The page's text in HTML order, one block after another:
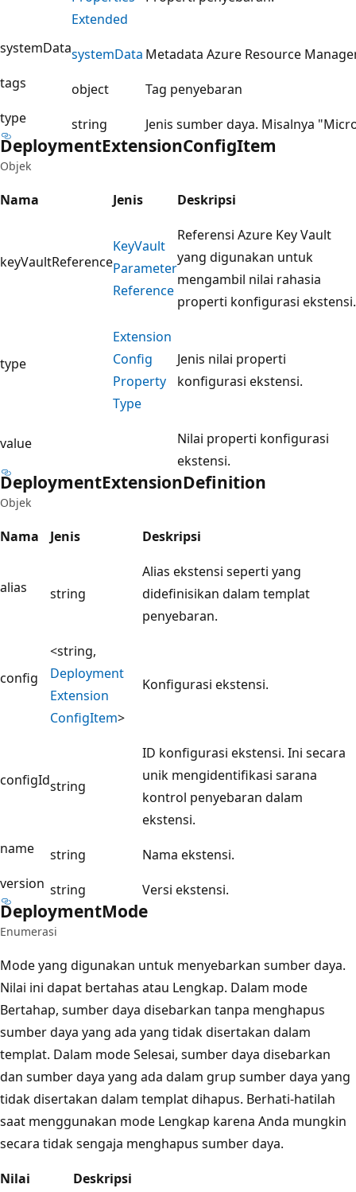
Extended
systemDatasystemData Metadata Azure Resource
tags
object
Tag penyebaran
type
string Jenis sumber daya. Misalnya
DeploymentExtensionConfigItem
Objek
Nama Jenis Deskripsi
keyVaultReference
KeyVault
Parameter
Reference
Referensi Azure Key Vault
yang digunakan untuk
mengambil nilai rahasia
properti konfigurasi ekstensi.
type
Extension
Config
Property
Type
Jenis nilai properti
konfigurasi ekstensi.
value
Nilai properti konfigurasi
ekstensi.
DeploymentExtensionDefinition
Objek
Nama Jenis Deskripsi
alias string
Alias ekstensi seperti yang
didefinisikan dalam templat
penyebaran.
config
<string,
Deployment
Extension
ConfigItem>
Konfigurasi ekstensi.
configIdstring
ID konfigurasi ekstensi. Ini secara
unik mengidentifikasi sarana
kontrol penyebaran dalam
ekstensi.
name
string
Nama ekstensi.
version string Versi ekstensi.
DeploymentMode
Enumerasi
Mode yang digunakan untuk menyebarkan sumber daya.
Nilai ini dapat bertahas atau Lengkap. Dalam mode
Bertahap, sumber daya disebarkan tanpa menghapus
sumber daya yang ada yang tidak disertakan dalam
templat. Dalam mode Selesai, sumber daya disebarkan
dan sumber daya yang ada dalam grup sumber daya yang
tidak disertakan dalam templat dihapus. Berhati-hatilah
saat menggunakan mode Lengkap karena Anda mungkin
secara tidak sengaja menghapus sumber daya.
Nilai
Deskripsi